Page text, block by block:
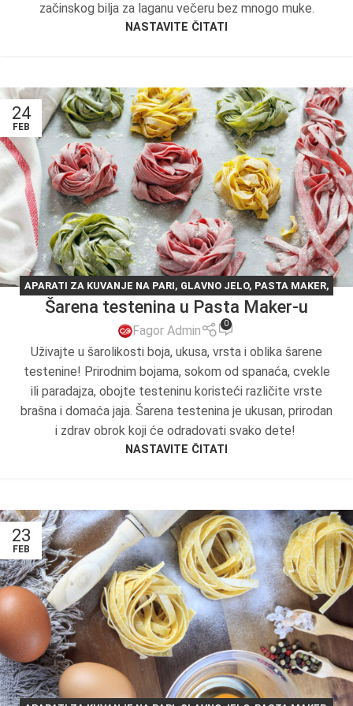
začinskog bilja za laganu večeru bez mnogo muke.
NASTAVITE ČITATI
24
FEB
APARATI ZA KUVANJE NA PARI, GLAVNO JELO, PASTA MAKER,
RECEPT DANA,RECEPTI,TESTO
Šarena testenina u Pasta Maker-u
Fagor Admin 0
Uživajte u šarolikosti boja, ukusa, vrsta i oblika šarene
testenine! Prirodnim bojama, sokom od spanaća, cvekle
ili paradajza, obojte testeninu koristeći različite vrste
brašna i domaća jaja. Šarena testenina je ukusan, prirodan
i zdrav obrok koji će odradovati svako dete!
NASTAVITE ČITATI
23
FEB